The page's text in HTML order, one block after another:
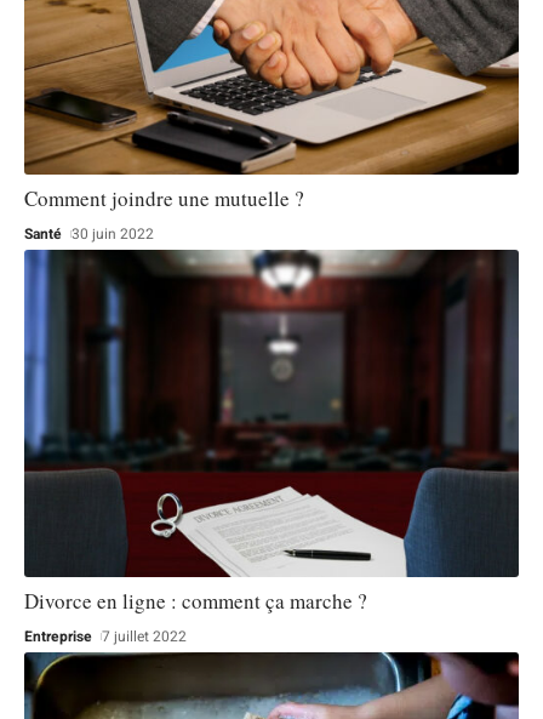
Comment joindre une mutuelle ?
Santé 30 juin 2022
Divorce en ligne : comment ça marche ?
Entreprise 7 juillet 2022